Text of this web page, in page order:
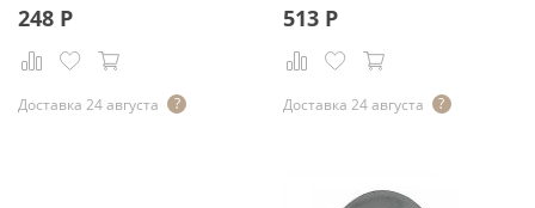
248 Р
Доставка 24 августа
513Р
Доставка 24 августа